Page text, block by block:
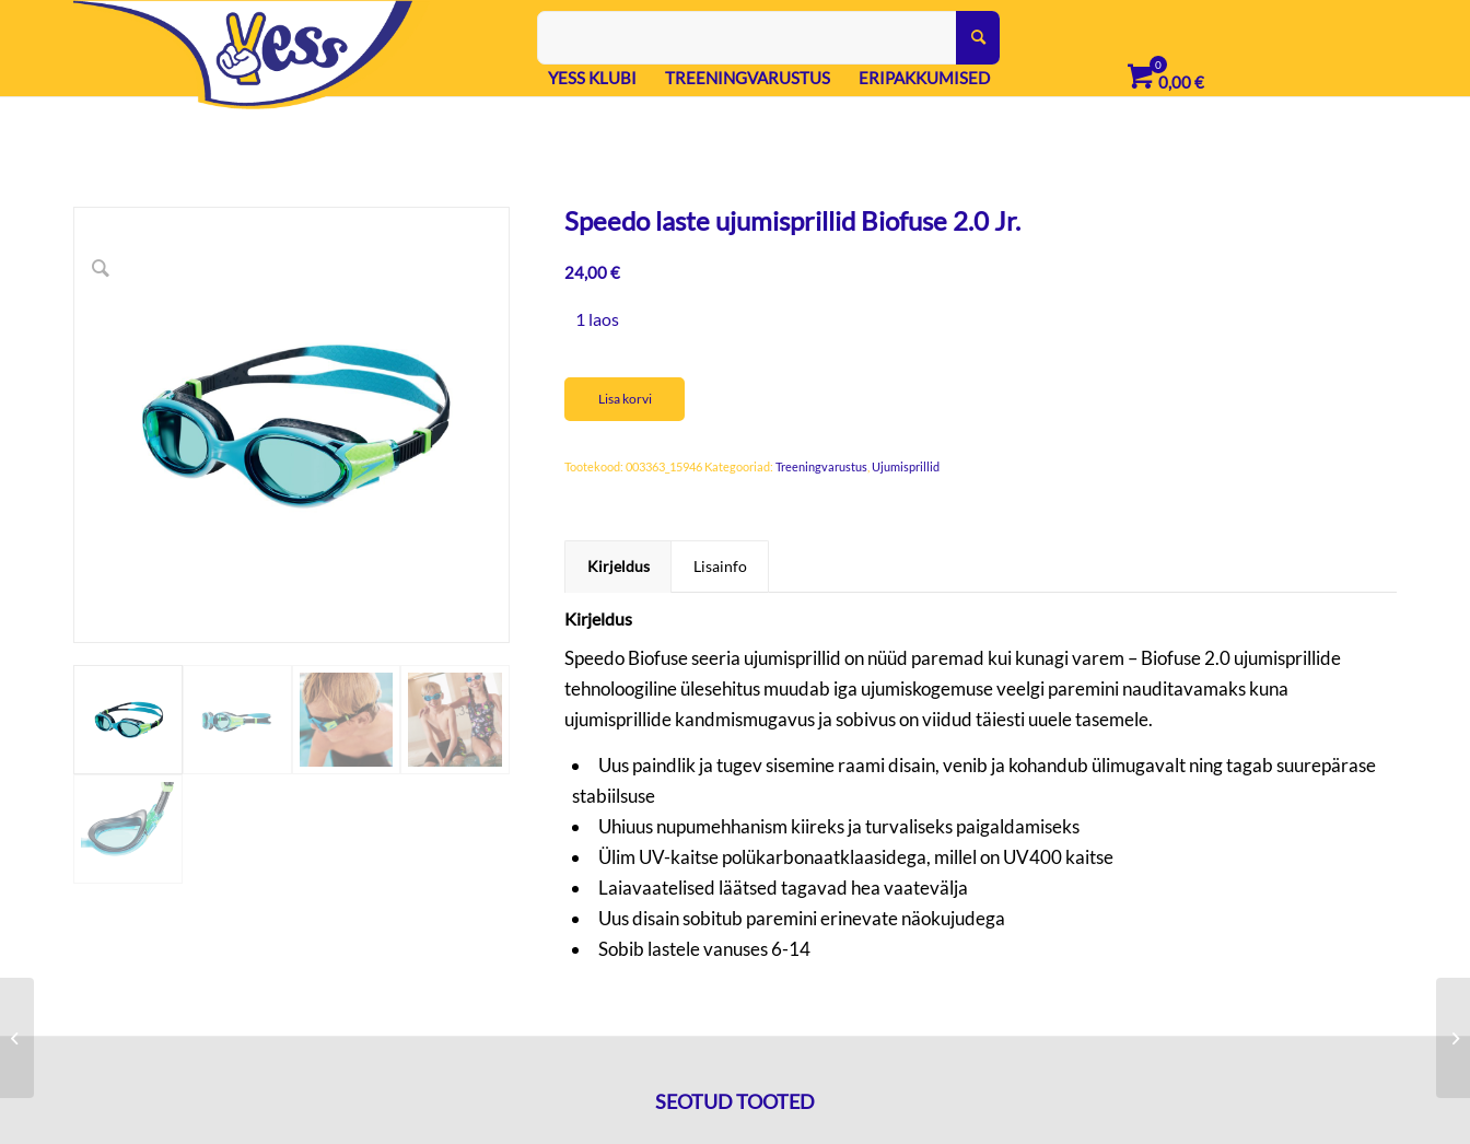
YESS KLUBI TREENINGVARUSTUS ERIPAKKUMISED 0,00€
Speedo laste ujumisprillid Biofuse 2.0 Jr.
24,00€
1 laos
Lisa korvi
Tootekood:003363_15946 Kategooriad:Treeningvarustus ,Ujumisprillid
Kirjeldus Lisainfo
Kirjeldus
Speedo Biofuse seeria ujumisprillid on nüüd paremad kui kunagi varem – Biofuse 2.0 ujumisprillide
tehnoloogiline ülesehitus muudab iga ujumiskogemuse veelgi paremini nauditavamaks kuna
ujumisprillide kandmismugavus ja sobivus on viidud täiesti uuele tasemele.
Uus paindlik ja tugev sisemine raami disain, venib ja kohandub ülimugavalt ning tagab suurepärase
stabiilsuse
Uhiuus nupumehhanism kiireks ja turvaliseks paigaldamiseks
Ülim UV-kaitse polükarbonaatklaasidega, millel on UV400 kaitse
Laiavaatelised läätsed tagavad hea vaatevälja
Uus disain sobitub paremini erinevate näokujudega
Sobib lastele vanuses 6-14
SEOTUD TOOTED
ujumisprillid Jet 2.0 Jr.